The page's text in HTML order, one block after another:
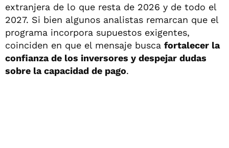
extranjera de lo que resta de 2026 y de todo el
2027. Si bien algunos analistas remarcan que el
programa incorpora supuestos exigentes,
coinciden en que el mensaje busca fortalecer la
confianza de los inversores y despejar dudas
sobre la capacidad de pago.